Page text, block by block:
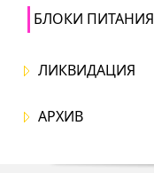
БЛОКИ
ЛИКВИДАЦИЯ
АРХИВ